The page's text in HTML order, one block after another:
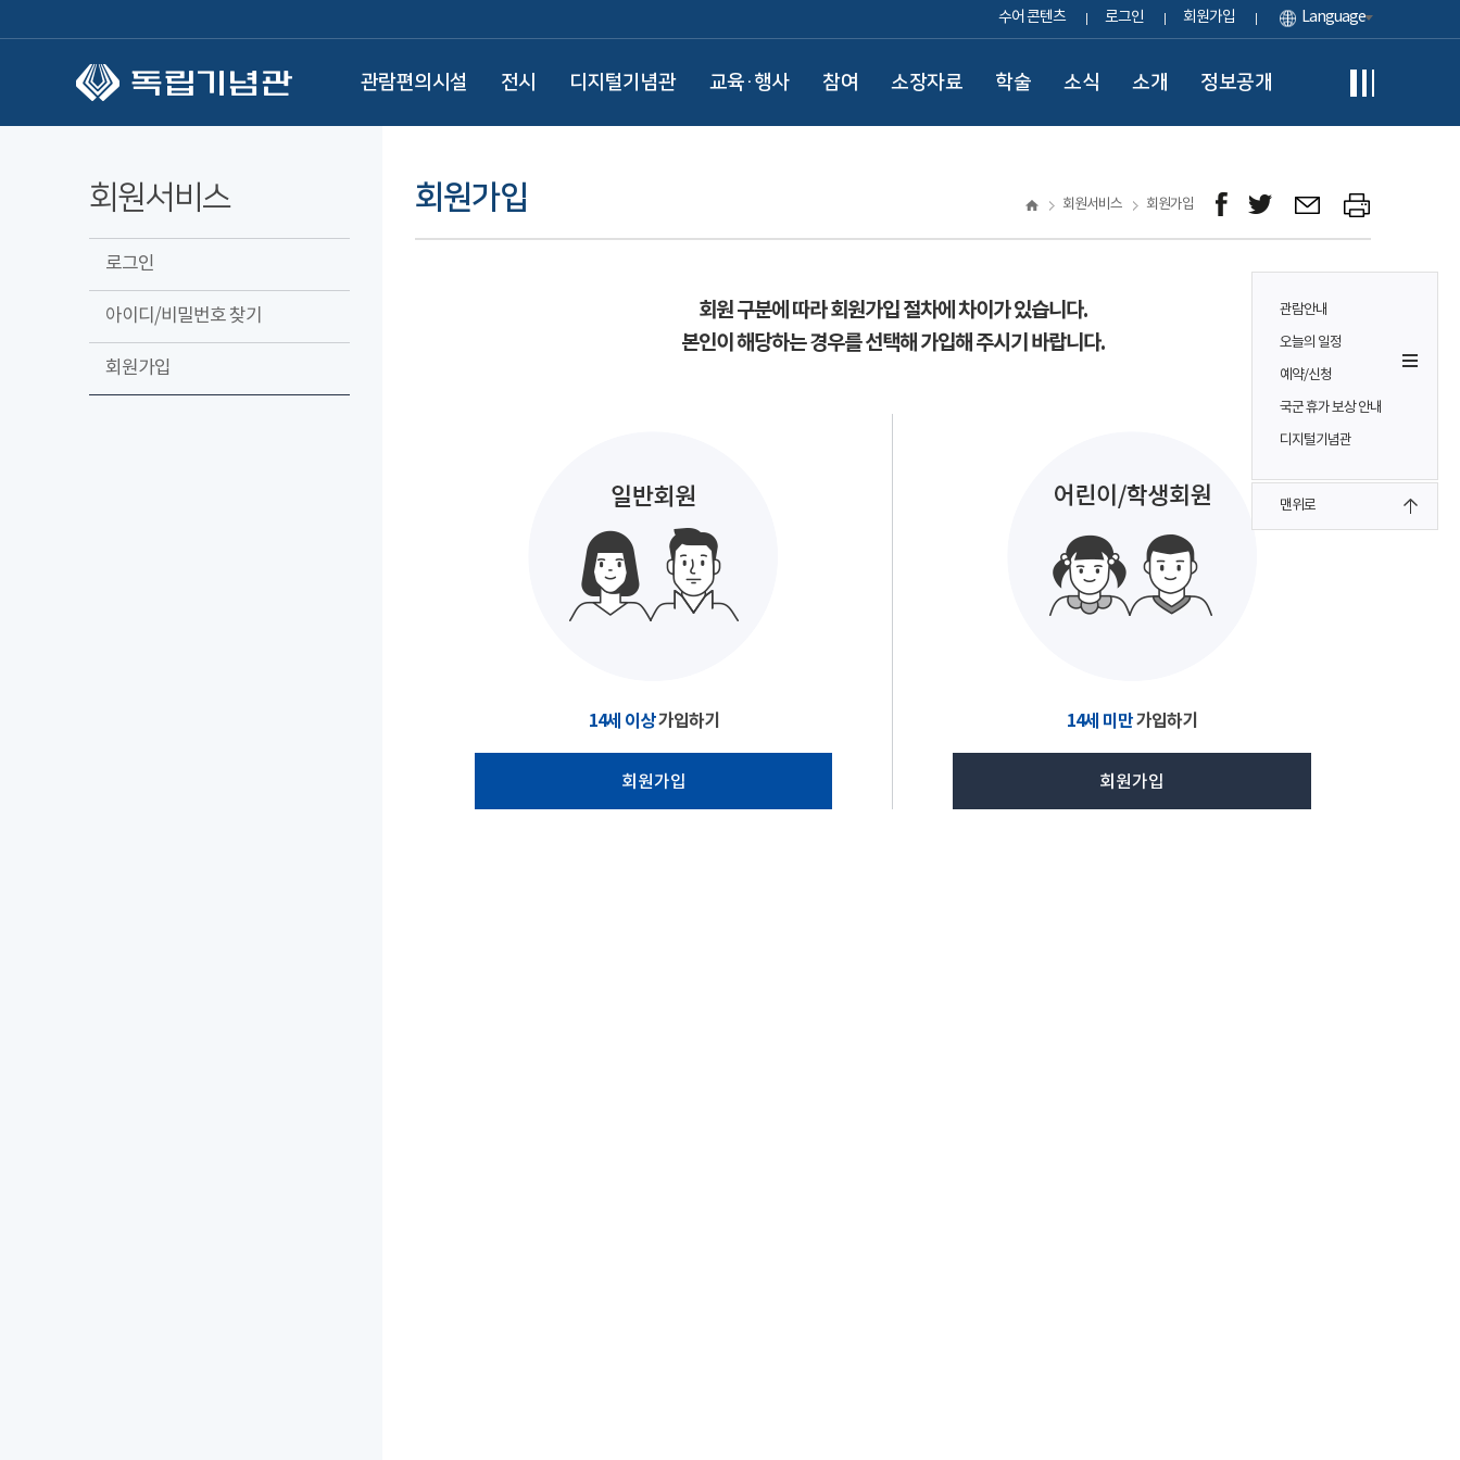
수어 콘텐츠 로그인 회원가입 Language
관람편의시설 전시 디지털기념관 교육·행사 참여 소장자료 학술 소식 소개 정보공개
회원서비스
로그인
아이디/비밀번호 찾기
회원가입
회원가입 회원서비스 회원가입
회원 구분에 따라 회원가입 절차에 차이가 있습니다.
본인이 해당하는 경우를 선택해 가입해 주시기 바랍니다.
14세 이상가입하기
회원가입
14세 미만가입하기
회원가입
관람안내
오늘의 일정
예약/신청
국군 휴가 보상 안내
디지털기념관
맨위로